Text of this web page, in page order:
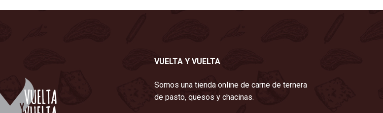
VUELTA Y VUELTA
Somos una tienda online de carne de ternera
de pasto, quesos y chacinas.